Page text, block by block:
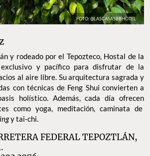
FOTO: @LASCASASBBHOTEL
y rodeado por el Tepozteco, Hostal de la
y pacífico para disfrutar de la
al aire libre. Su arquitectura sagrada y
con técnicas de Feng Shui convierten a
holístico. Además, cada día ofrecen
como yoga, meditación, caminata de
y tai-chi.
FEDERAL TEPOZTLÁN,